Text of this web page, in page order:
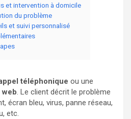
et intervention à domicile
du problème
et suivi personnalisé
téléphonique ou une
. Le client décrit le problème
écran bleu, virus, panne réseau,
etc.